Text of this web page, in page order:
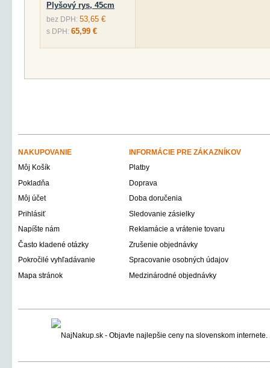
Plyšový rys, 45cm
bez DPH: 53,65 €
s DPH: 65,99 €
NAKUPOVANIE
INFORMÁCIE PRE ZÁKAZNÍKOV
Môj Košík
Platby
Pokladňa
Doprava
Môj účet
Doba doručenia
Prihlásiť
Sledovanie zásielky
Napíšte nám
Reklamácie a vrátenie tovaru
Často kladené otázky
Zrušenie objednávky
Pokročilé vyhľadávanie
Spracovanie osobných údajov
Mapa stránok
Medzinárodné objednávky